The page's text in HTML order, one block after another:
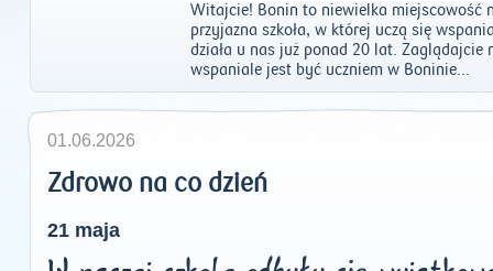
Witajcie! Bonin to niewielka miejscowość
przyjazna szkoła, w której uczą się
działa u nas już ponad 20 lat. Zaglądajcie
wspaniale jest być uczniem w Boninie...
01.06.2026
Zdrowo na co dzień
21 maja